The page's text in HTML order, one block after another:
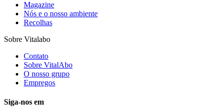
Magazine
Nós e o nosso ambiente
Recolhas
Sobre Vitalabo
Contato
Sobre VitalAbo
O nosso grupo
Empregos
Siga-nos em